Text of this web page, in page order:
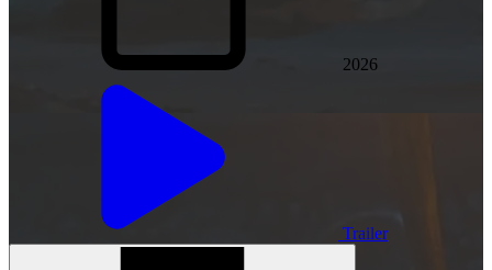
2026
Trailer